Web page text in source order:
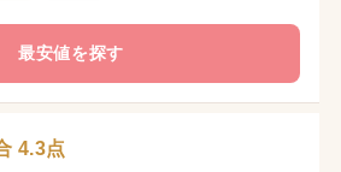
最安値を探す
4.3点